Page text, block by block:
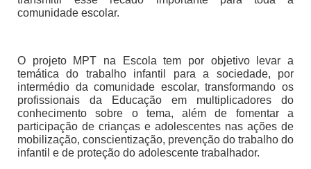
comunidade escolar.
O projeto MPT na Escola tem por objetivo levar a
temática do trabalho infantil para a sociedade, por
intermédio da comunidade escolar, transformando os
profissionais da Educação em multiplicadores do
conhecimento sobre o tema, além de fomentar a
participação de crianças e adolescentes nas ações de
mobilização, conscientização, prevenção do trabalho do
infantil e de proteção do adolescente trabalhador.